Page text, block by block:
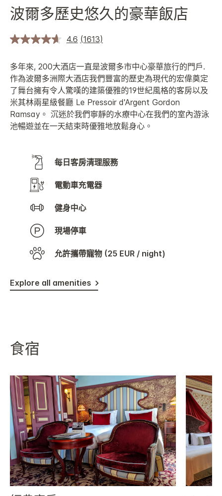
波爾多歷史悠久的豪華飯店
4.6 (1613)
多年來, 200大酒店一直是波爾多市中心豪華旅行的門戶.
作為波爾多洲際大酒店我們豐富的歷史為現代的宏偉奠定
了舞台擁有令人驚嘆的建築優雅的19世紀風格的客房以及
米其林兩星級餐廳 Le Pressoir d'Argent Gordon
Ramsay。 沉迷於我們寧靜的水療中心在我們的室內游泳
池暢遊並在一天結束時優雅地放鬆身心。
每日客房清理服務
電動車充電器
健身中心
現場停車
允許攜帶寵物 (25 EUR / night)
Explore all amenities
食宿